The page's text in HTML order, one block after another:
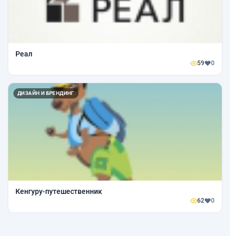
Реал
59 0
ДИЗАЙН И БРЕНДИНГ
Кенгуру-путешественник
62 0